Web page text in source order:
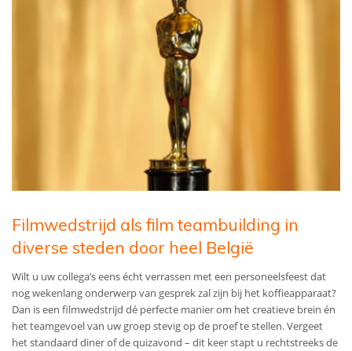
Filmwedstrijd als film teambuilding in
diverse steden door heel België
Wilt u uw collega’s eens écht verrassen met een personeelsfeest dat
nog wekenlang onderwerp van gesprek zal zijn bij het koffieapparaat?
Dan is een filmwedstrijd dé perfecte manier om het creatieve brein én
het teamgevoel van uw groep stevig op de proef te stellen. Vergeet
het standaard diner of de quizavond – dit keer stapt u rechtstreeks de